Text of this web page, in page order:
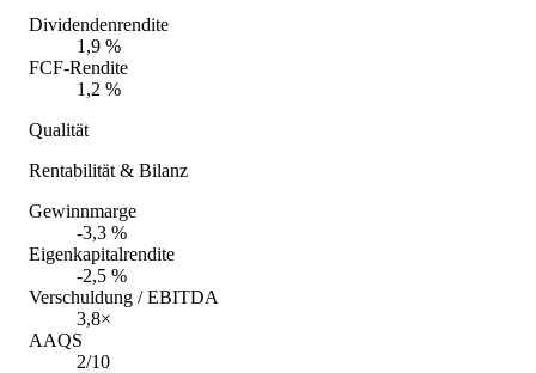
Dividendenrendite
1,9 %
FCF-Rendite
1,2 %
Qualität
Rentabilität & Bilanz
Gewinnmarge
-3,3 %
Eigenkapitalrendite
-2,5 %
Verschuldung / EBITDA
3,8×
AAQS
2/10